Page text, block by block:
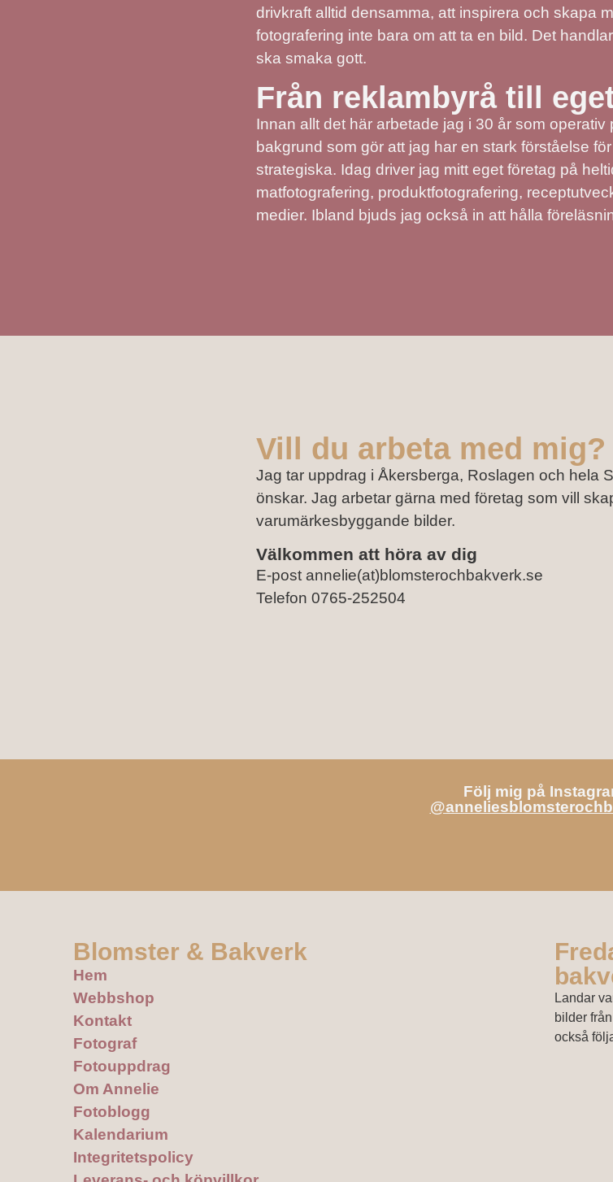
drivkraft alltid densamma, att inspirera och skapa
fotografering inte bara om att ta en bild. Det
ska smaka gott.
Från reklambyrå till
Innan allt det här arbetade jag i 30 år som
bakgrund som gör att jag har en stark förståelse
strategiska. Idag driver jag mitt eget företag på
matfotografering, produktfotografering,
medier. Ibland bjuds jag också in att hålla
Vill du arbeta med mig?
Jag tar uppdrag i Åkersberga, Roslagen och hela
önskar. Jag arbetar gärna med företag som vill
varumärkesbyggande bilder.
Välkommen att höra av dig
E-post annelie(at)blomsterochbakverk.se
Telefon 0765-252504
Följ mig på
Blomster & Bakverk
Hem
Webbshop
Kontakt
Fotograf
Fotouppdrag
Om Annelie
Fotoblogg
Kalendarium
Integritetspolicy
Landar
bilder
också